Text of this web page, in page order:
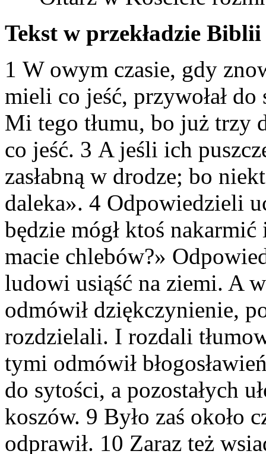
Tekst w przekładzie
1 W owym czasie, gdy
mieli co jeść, przywołał
Mi tego tłumu, bo już trzy
co jeść. 3 A jeśli ich
zasłabną w drodze; bo
daleka». 4 Odpowiedzieli
będzie mógł ktoś
macie chlebów?»
ludowi usiąść na ziemi. A
odmówił dziękczynienie,
rozdzielali. I rozdali
tymi odmówił
do sytości, a pozostałych
koszów. 9 Było zaś około
odprawił. 10 Zaraz też